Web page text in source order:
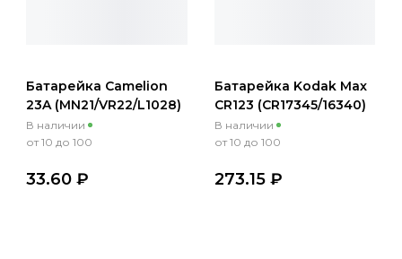
Батарейка Camelion
23A (MN21/VR22/L1028)
BL5 5/50/1800
В наличии
от 10 до 100
33.60 ₽
Батарейка Kodak Max
CR123 (CR17345/16340)
BL1 6/12/5760
В наличии
от 10 до 100
273.15 ₽